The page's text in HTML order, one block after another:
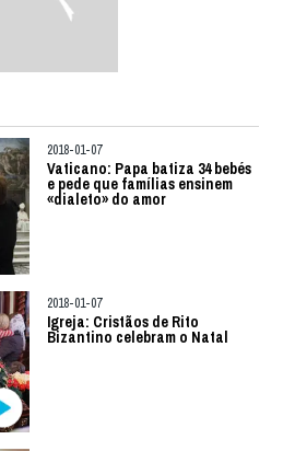
2018-01-07
Vaticano: Papa batiza 34 bebés
e pede que famílias ensinem
«dialeto» do amor
2018-01-07
Igreja: Cristãos de Rito
Bizantino celebram o Natal